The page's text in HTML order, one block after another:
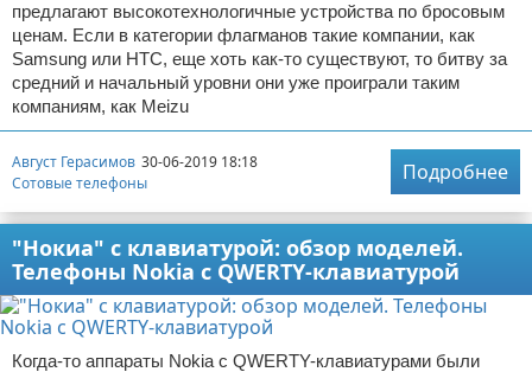
предлагают высокотехнологичные устройства по бросовым
ценам. Если в категории флагманов такие компании, как
Samsung или HTC, еще хоть как-то существуют, то битву за
средний и начальный уровни они уже проиграли таким
компаниям, как Meizu
Август Герасимов 30-06-2019 18:18
Сотовые телефоны
Подробнее
"Нокиа" с клавиатурой: обзор моделей.
Телефоны Nokia с QWERTY-клавиатурой
Когда-то аппараты Nokia с QWERTY-клавиатурами были